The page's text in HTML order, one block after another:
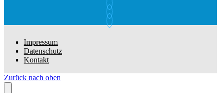
Impressum
Datenschutz
Kontakt
Zurück nach oben